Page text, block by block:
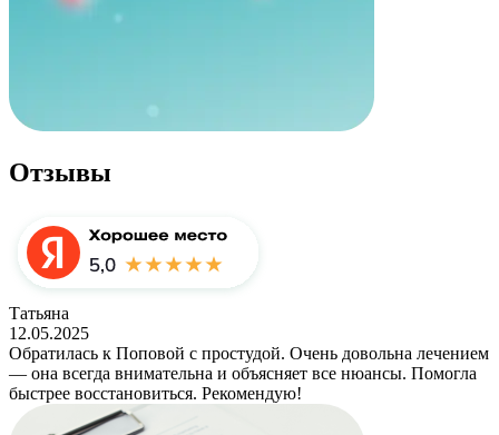
Отзывы
Татьяна
12.05.2025
Обратилась к Поповой с простудой. Очень довольна лечением
— она всегда внимательна и объясняет все нюансы. Помогла
быстрее восстановиться. Рекомендую!